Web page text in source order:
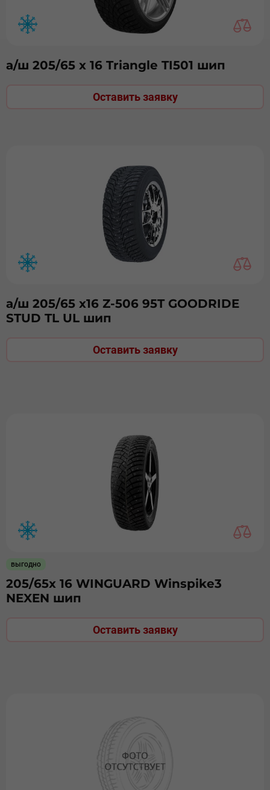
а/ш 205/65 х 16 Triangle TI501 шип
Оставить заявку
а/ш 205/65 х16 Z-506 95T GOODRIDE
STUD TL UL шип
Оставить заявку
выгодно
205/65х 16 WINGUARD Winspike3
NEXEN шип
Оставить заявку